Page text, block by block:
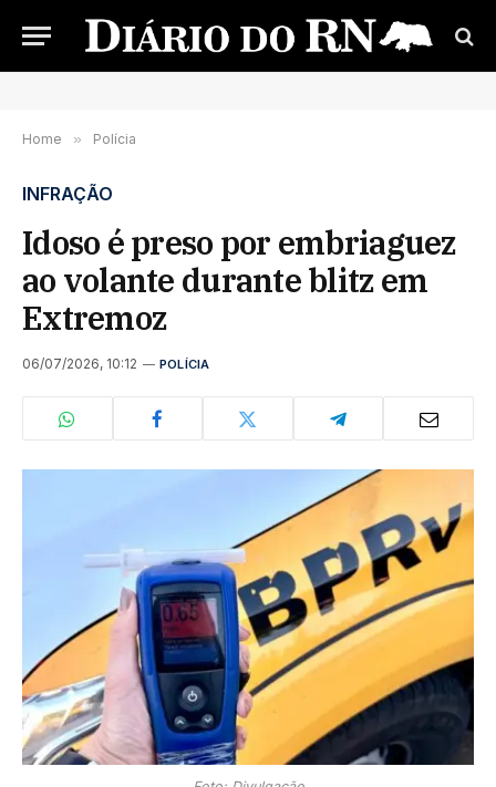
Home » Polícia
INFRAÇÃO
Idoso é preso por embriaguez
ao volante durante blitz em
Extremoz
06/07/2026, 10:12 POLÍCIA